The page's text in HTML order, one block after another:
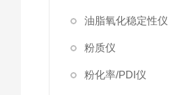
油脂氧化稳定性仪
粉质仪
粉化率/PDI仪